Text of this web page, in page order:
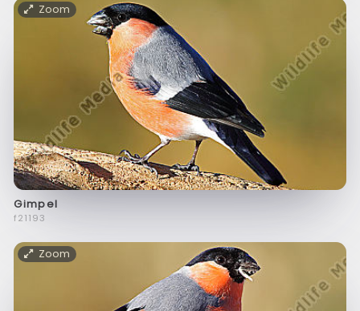
Zoom
Gimpel
f21193
Zoom